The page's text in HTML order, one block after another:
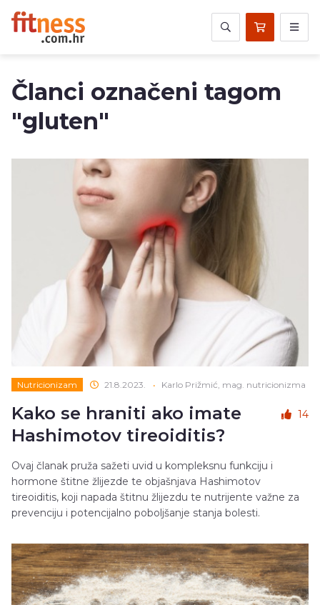
Članci označeni tagom
"gluten"
Nutricionizam 21.8.2023. • Karlo Prižmić, mag. nutricionizma
Kako se hraniti ako imate
Hashimotov tireoiditis?
14
Ovaj članak pruža sažeti uvid u kompleksnu funkciju i
hormone štitne žlijezde te objašnjava Hashimotov
tireoiditis, koji napada štitnu žlijezdu te nutrijente važne za
prevenciju i potencijalno poboljšanje stanja bolesti.